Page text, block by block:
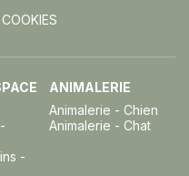
-
ANIMALERIE
Animalerie - Chien
Animalerie - Chat